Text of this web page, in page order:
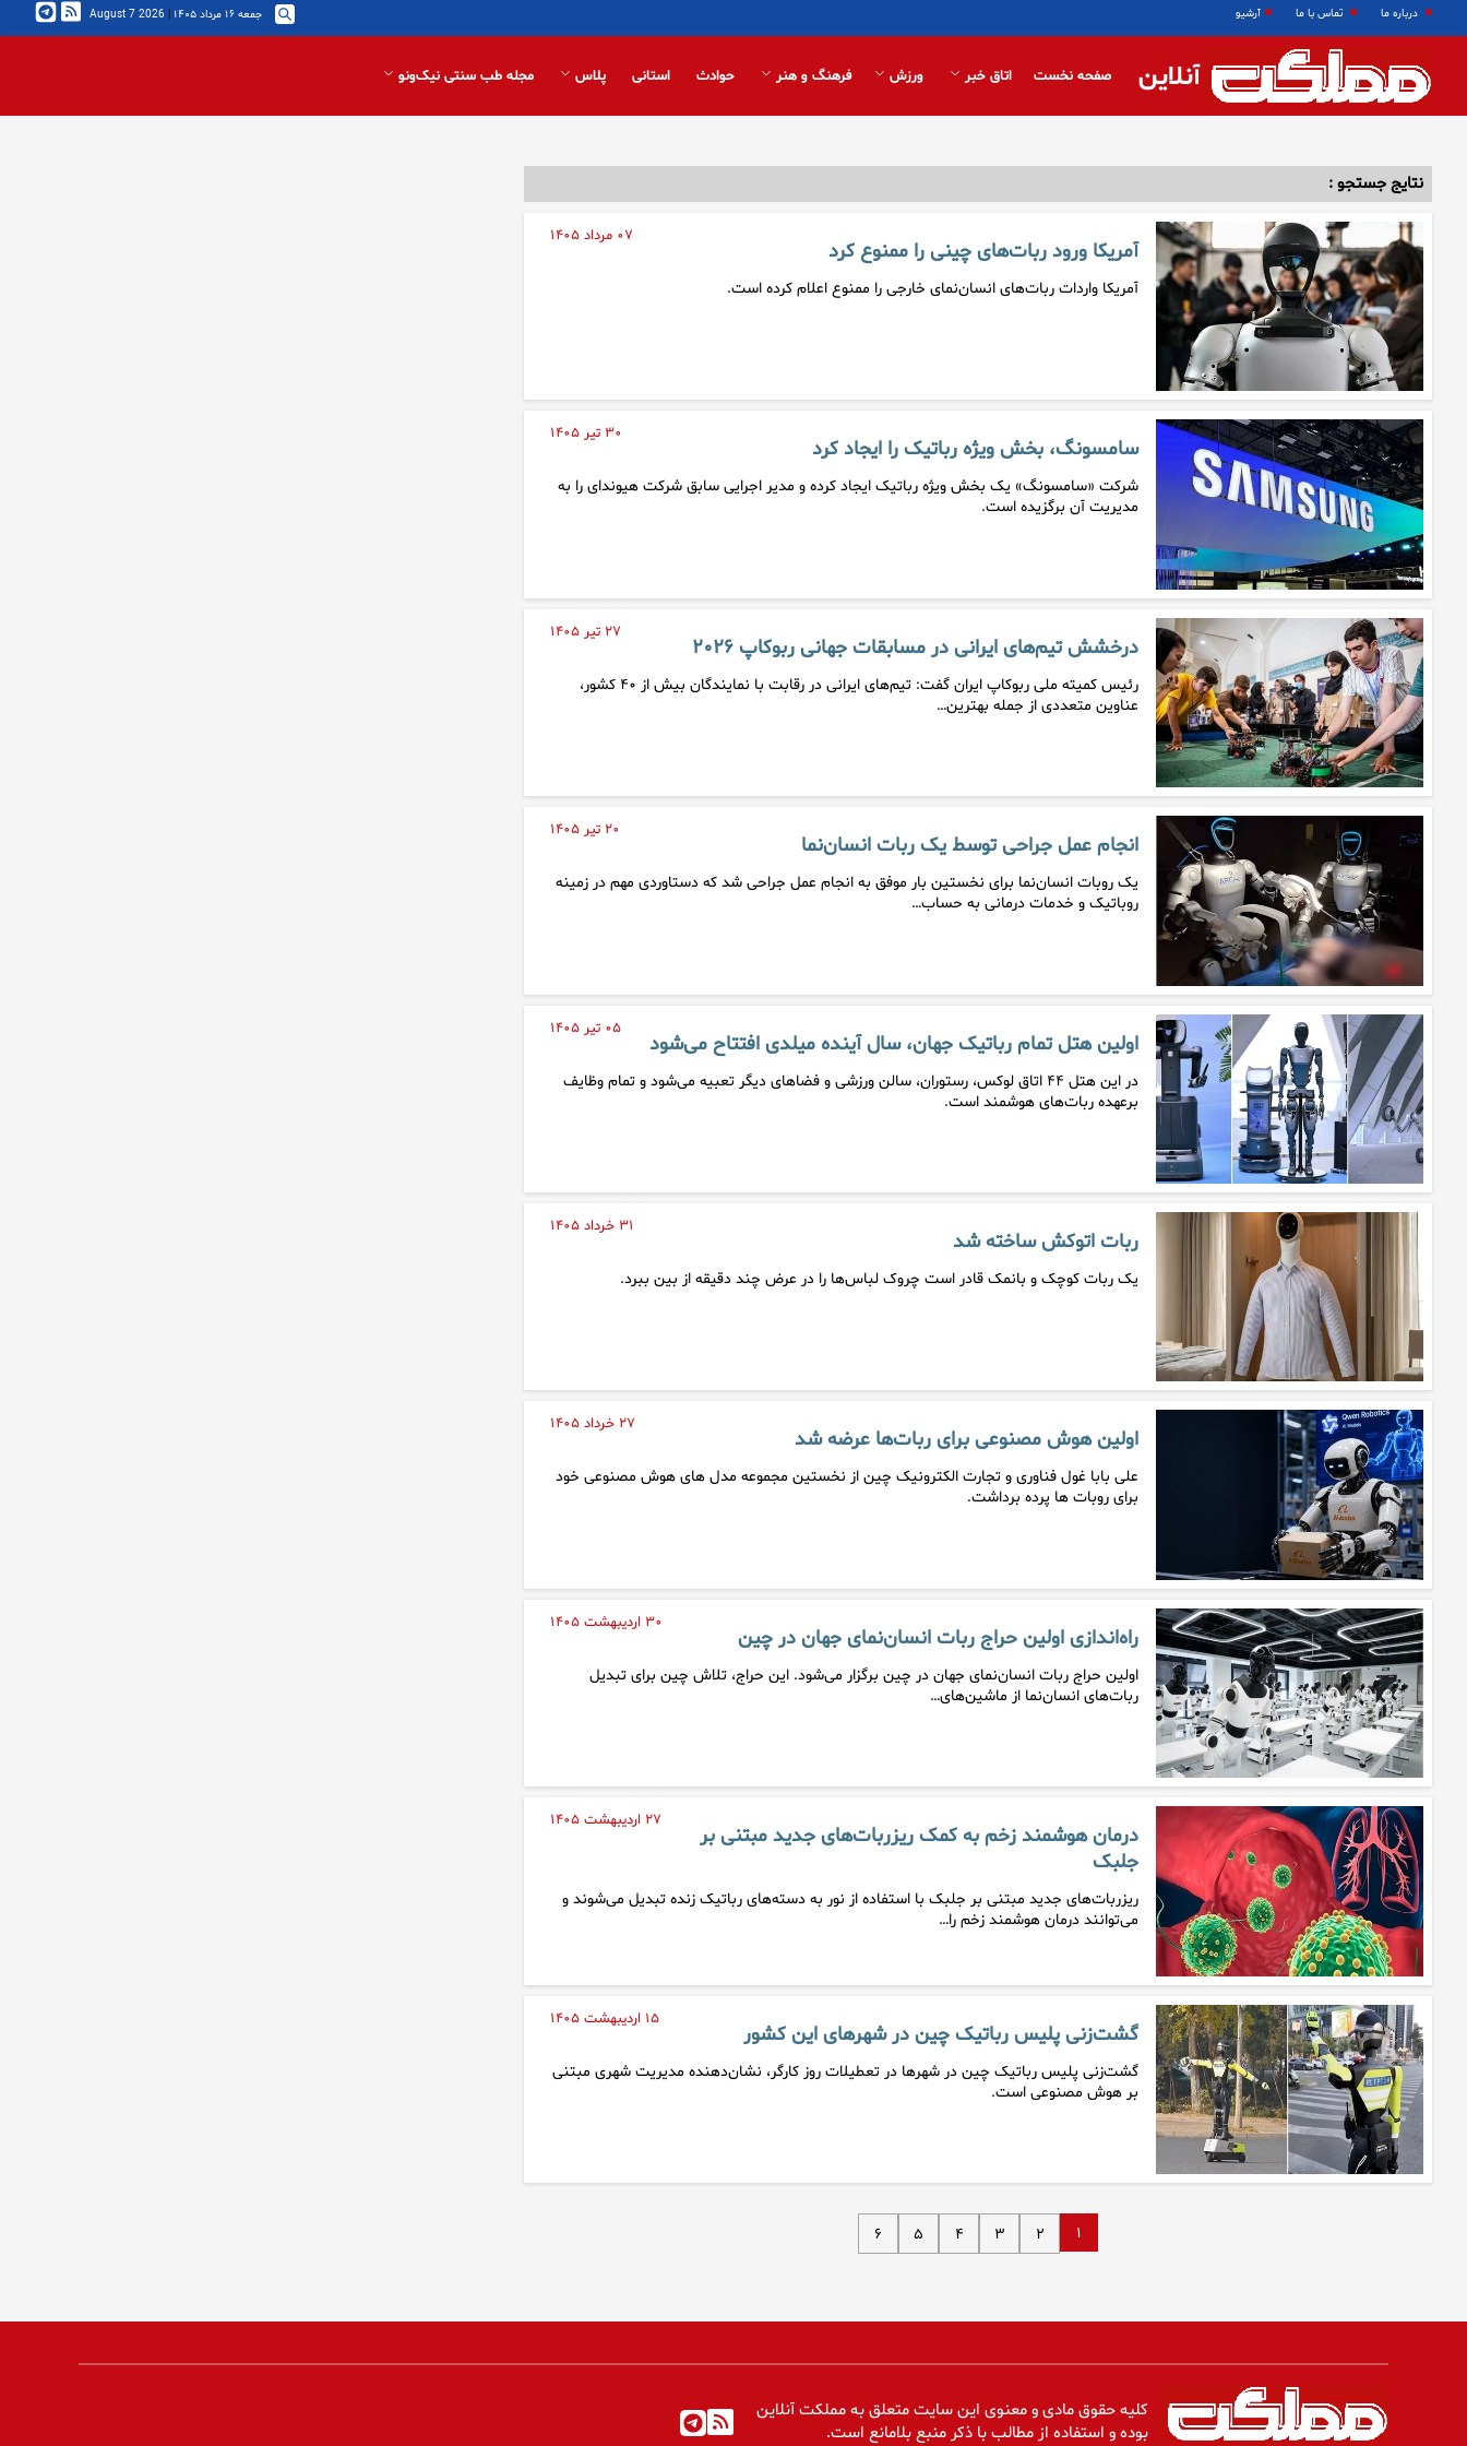
درباره ما تماس با ما آرشیو جمعه ۱۶ مرداد ۱۴۰۵ |
2026 August 7
آنلاین صفحه نخست اتاق خبر ورزش فرهنگ و هنر حوادث استانی پلاس مجله طب سنتی نیک‌ونو
نتایج جستجو :
۰۷ مرداد ۱۴۰۵
آمریکا ورود ربات‌های چینی را ممنوع کرد
آمریکا واردات ربات‌های انسان‌نمای خارجی را ممنوع اعلام کرده است.
۳۰ تیر ۱۴۰۵
سامسونگ، بخش ویژه رباتیک را ایجاد کرد
شرکت «سامسونگ» یک بخش ویژه رباتیک ایجاد کرده و مدیر اجرایی سابق شرکت هیوندای را به
مدیریت آن برگزیده است.
۲۷ تیر ۱۴۰۵
درخشش تیم‌های ایرانی در مسابقات جهانی ربوکاپ ۲۰۲۶
رئیس کمیته ملی ربوکاپ ایران گفت: تیم‌های ایرانی در رقابت با نمایندگان بیش از ۴۰ کشور،
عناوین متعددی از جمله بهترین…
۲۰ تیر ۱۴۰۵
انجام عمل جراحی توسط یک ربات انسان‌نما
یک روبات انسان‌نما برای نخستین بار موفق به انجام عمل جراحی شد که دستاوردی مهم در زمینه
روباتیک و خدمات درمانی به حساب…
۰۵ تیر ۱۴۰۵
اولین هتل تمام رباتیک جهان، سال آینده میلدی افتتاح می‌شود
در این هتل ۴۴ اتاق لوکس، رستوران، سالن ورزشی و فضاهای دیگر تعبیه می‌شود و تمام وظایف
برعهده ربات‌های هوشمند است.
۳۱ خرداد ۱۴۰۵
ربات اتوکش ساخته شد
یک ربات کوچک و بانمک قادر است چروک لباس‌ها را در عرض چند دقیقه از بین ببرد.
۲۷ خرداد ۱۴۰۵
اولین هوش مصنوعی برای ربات‌ها عرضه شد
علی بابا غول فناوری و تجارت الکترونیک چین از نخستین مجموعه مدل های هوش مصنوعی خود
برای روبات ها پرده برداشت.
۳۰ اردیبهشت ۱۴۰۵
راه‌اندازی اولین حراج ربات انسان‌نمای جهان در چین
اولین حراج ربات انسان‌نمای جهان در چین برگزار می‌شود. این حراج، تلاش چین برای تبدیل
ربات‌های انسان‌نما از ماشین‌های…
۲۷ اردیبهشت ۱۴۰۵
درمان هوشمند زخم به کمک ریزربات‌های جدید مبتنی بر
جلبک
ریزربات‌های جدید مبتنی بر جلبک با استفاده از نور به دسته‌های رباتیک زنده تبدیل می‌شوند و
می‌توانند درمان هوشمند زخم را…
۱۵ اردیبهشت ۱۴۰۵
گشت‌زنی پلیس رباتیک چین در شهرهای این کشور
گشت‌زنی پلیس رباتیک چین در شهرها در تعطیلات روز کارگر، نشان‌دهنده‌ مدیریت شهری مبتنی
بر هوش مصنوعی است.
۱ ۲ ۳ ۴ ۵ ۶
کلیه حقوق مادی و معنوی این سایت متعلق به مملکت آنلاین
بوده و استفاده از مطالب با ذکر منبع بلامانع است.